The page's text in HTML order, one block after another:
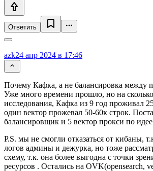
Ответить
azk24 апр 2024 в 17:46
Почему Кафка, а не балансировка между
Уже много времени прошло, но на
исследования, Кафка из 9 год проживал
один вектор прожевал 50-60к строк.
балансировщик и 5 вектор прокси по
P.S. мы не смогли отказаться от кибаны,
логов админы и дежурка, но тоже
схему, т.к. она более выгодна с точки
ресурсов . Остались на OVK(opensearch,